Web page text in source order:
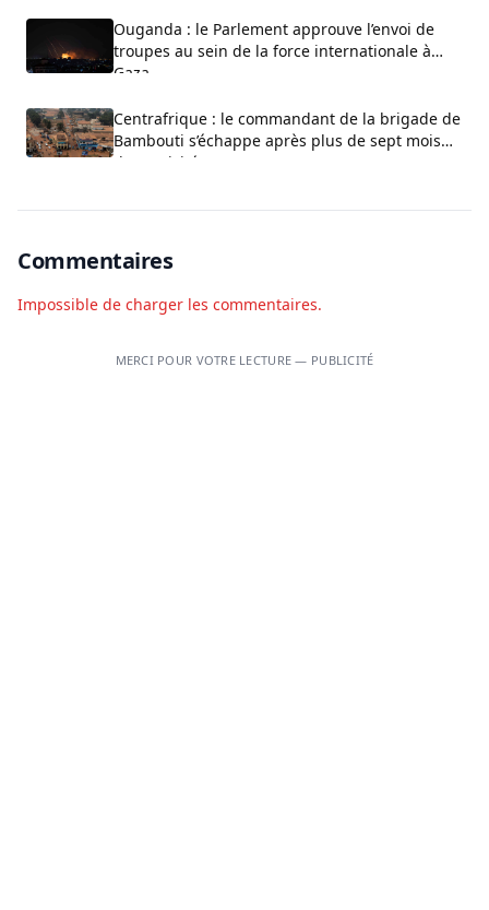
Ouganda : le Parlement approuve l’envoi de
troupes au sein de la force internationale à
Gaza
Centrafrique : le commandant de la brigade de
Bambouti s’échappe après plus de sept mois
de captivité
Commentaires
Impossible de charger les commentaires.
MERCI POUR VOTRE LECTURE — PUBLICITÉ